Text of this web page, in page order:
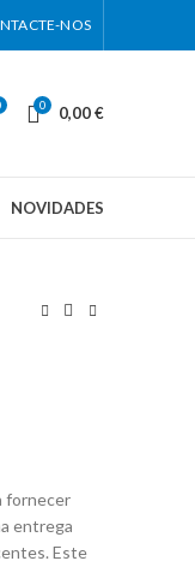
NOS
0 0,00€
NOVIDADES
fornecer
entrega
Este